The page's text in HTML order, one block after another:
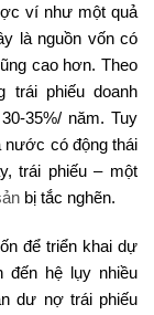
ví như một quả
là nguồn vốn có
cao hơn. Theo
trái phiếu doanh
35%/ năm. Tuy
nước có động thái
trái phiếu – một
bị tắc nghẽn.
để triển khai dự
đến hệ lụy nhiều
dư nợ trái phiếu